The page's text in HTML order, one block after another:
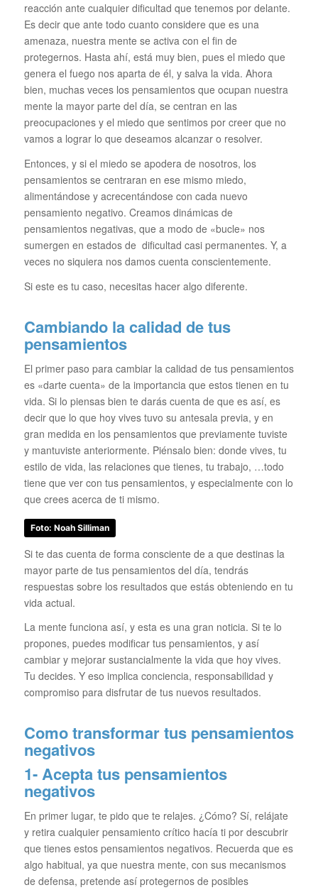
reacción ante cualquier dificultad que tenemos por delante.
Es decir que ante todo cuanto considere que es una
amenaza, nuestra mente se activa con el fin de
protegernos. Hasta ahí, está muy bien, pues el miedo que
genera el fuego nos aparta de él, y salva la vida. Ahora
bien, muchas veces los pensamientos que ocupan nuestra
mente la mayor parte del día, se centran en las
preocupaciones y el miedo que sentimos por creer que no
vamos a lograr lo que deseamos alcanzar o resolver.
Entonces, y si el miedo se apodera de nosotros, los
pensamientos se centraran en ese mismo miedo,
alimentándose y acrecentándose con cada nuevo
pensamiento negativo. Creamos dinámicas de
pensamientos negativas, que a modo de «bucle» nos
sumergen en estados de dificultad casi permanentes. Y, a
veces no siquiera nos damos cuenta conscientemente.
Si este es tu caso, necesitas hacer algo diferente.
Cambiando la calidad de tus
pensamientos
El primer paso para cambiar la calidad de tus pensamientos
es «darte cuenta» de la importancia que estos tienen en tu
vida. Si lo piensas bien te darás cuenta de que es así, es
decir que lo que hoy vives tuvo su antesala previa, y en
gran medida en los pensamientos que previamente tuviste
y mantuviste anteriormente. Piénsalo bien: donde vives, tu
estilo de vida, las relaciones que tienes, tu trabajo, …todo
tiene que ver con tus pensamientos, y especialmente con lo
que crees acerca de ti mismo.
Foto: Noah Silliman
Si te das cuenta de forma consciente de a que destinas la
mayor parte de tus pensamientos del día, tendrás
respuestas sobre los resultados que estás obteniendo en tu
vida actual.
La mente funciona así, y esta es una gran noticia. Si te lo
propones, puedes modificar tus pensamientos, y así
cambiar y mejorar sustancialmente la vida que hoy vives.
Tu decides. Y eso implica conciencia, responsabilidad y
compromiso para disfrutar de tus nuevos resultados.
Como transformar tus pensamientos
negativos
1- Acepta tus pensamientos
negativos
En primer lugar, te pido que te relajes. ¿Cómo? Sí, relájate
y retira cualquier pensamiento crítico hacía ti por descubrir
que tienes estos pensamientos negativos. Recuerda que es
algo habitual, ya que nuestra mente, con sus mecanismos
de defensa, pretende así protegernos de posibles